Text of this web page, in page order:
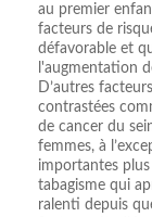
au premier
facteurs de
défavorable et
l'augmentation
D’autres
contrastées
de cancer du
femmes, à
importantes
tabagisme qui
ralenti depuis